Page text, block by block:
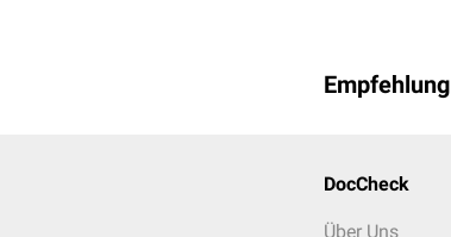
Empfehlung
DocCheck
Über Uns